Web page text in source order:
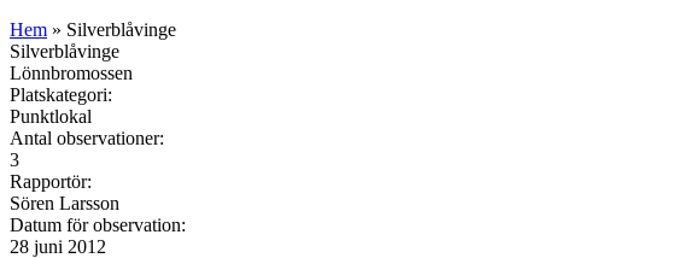
Hem » Silverblåvinge
Silverblåvinge
Lönnbromossen
Platskategori:
Punktlokal
Antal observationer:
3
Rapportör:
Sören Larsson
Datum för observation:
28 juni 2012